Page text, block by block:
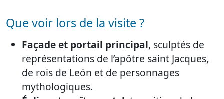
Que voir lors de la visite ?
Façade et portail principal, sculptés de
représentations de l’apôtre saint Jacques,
de rois de León et de personnages
mythologiques.